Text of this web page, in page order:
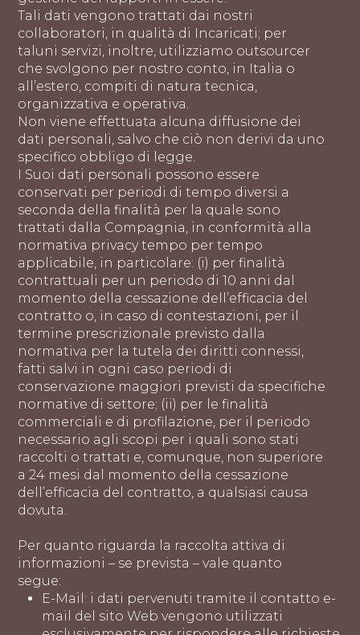
Tali dati vengono trattati dai nostri
collaboratori, in qualità di Incaricati; per
taluni servizi, inoltre, utilizziamo outsourcer
che svolgono per nostro conto, in Italia o
all’estero, compiti di natura tecnica,
organizzativa e operativa.
Non viene effettuata alcuna diffusione dei
dati personali, salvo che ciò non derivi da uno
specifico obbligo di legge.
I Suoi dati personali possono essere
conservati per periodi di tempo diversi a
seconda della finalità per la quale sono
trattati dalla Compagnia, in conformità alla
normativa privacy tempo per tempo
applicabile, in particolare: (i) per finalità
contrattuali per un periodo di 10 anni dal
momento della cessazione dell’efficacia del
contratto o, in caso di contestazioni, per il
termine prescrizionale previsto dalla
normativa per la tutela dei diritti connessi,
fatti salvi in ogni caso periodi di
conservazione maggiori previsti da specifiche
normative di settore; (ii) per le finalità
commerciali e di profilazione, per il periodo
necessario agli scopi per i quali sono stati
raccolti o trattati e, comunque, non superiore
a 24 mesi dal momento della cessazione
dell’efficacia del contratto, a qualsiasi causa
dovuta.
Per quanto riguarda la raccolta attiva di
informazioni – se prevista – vale quanto
segue:
E-Mail: i dati pervenuti tramite il contatto e-
mail del sito Web vengono utilizzati